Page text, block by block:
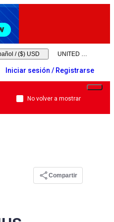
/ ($) USD
Iniciar sesión / Registrarse
No volver a mostrar
Compartir